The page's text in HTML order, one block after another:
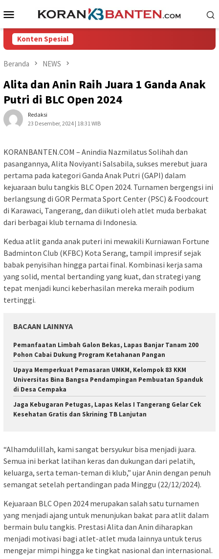
ke
Menu
Mobile
Konten Spesial
Beranda NEWS
Alita dan Anin Raih Juara 1 Ganda Anak
Putri di BLC Open 2024
Redaksi
23 Desember, 2024 | 18:31 WIB
KORANBANTEN.COM – Anindia Nazmilatus Solihah dan
pasangannya, Alita Noviyanti Salsabila, sukses merebut juara
pertama pada kategori Ganda Anak Putri (GAPI) dalam
kejuaraan bulu tangkis BLC Open 2024. Turnamen bergengsi ini
berlangsung di GOR Permata Sport Center (PSC) & Foodcourt
di Karawaci, Tangerang, dan diikuti oleh atlet muda berbakat
dari berbagai klub ternama di Indonesia.
Kedua atlit ganda anak puteri ini mewakili Kurniawan Fortune
Badminton Club (KFBC) Kota Serang, tampil impresif sejak
babak penyisihan hingga partai final. Kombinasi kerja sama
yang solid, mental bertanding yang kuat, dan strategi yang
tepat menjadi kunci keberhasilan mereka meraih podium
tertinggi.
BACAAN LAINNYA
Pemanfaatan Limbah Galon Bekas, Lapas Banjar Tanam 200
Pohon Cabai Dukung Program Ketahanan Pangan
Upaya Memperkuat Pemasaran UMKM, Kelompok 83 KKM
Universitas Bina Bangsa Pendampingan Pembuatan Spanduk
di Desa Cempaka
Jaga Kebugaran Petugas, Lapas Kelas I Tangerang Gelar Cek
Kesehatan Gratis dan Skrining TB Lanjutan
“Alhamdulillah, kami sangat bersyukur bisa menjadi juara.
Semua ini berkat latihan keras dan dukungan dari pelatih,
keluarga, serta teman-teman di klub,” ujar Anin dengan penuh
semangat setelah pertandingan pada Minggu (22/12/2024).
Kejuaraan BLC Open 2024 merupakan salah satu turnamen
yang menjadi ajang untuk menunjukan bakat para atlit dalam
bermain bulu tangkis. Prestasi Alita dan Anin diharapkan
menjadi motivasi bagi atlet-atlet muda lainnya untuk terus
mengejar mimpi hingga ke tingkat nasional dan internasional.